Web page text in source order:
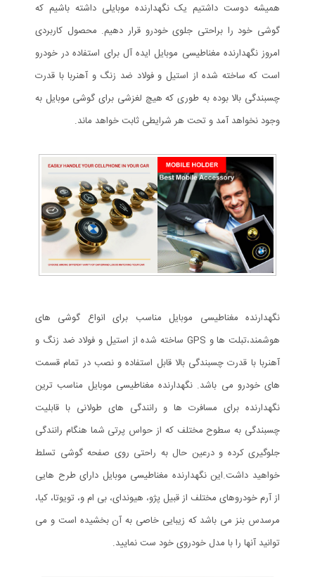
همیشه دوست داشتیم یک نگهدارنده موبایلی داشته باشیم که
گوشی خود را براحتی جلوی خودرو قرار دهیم. محصول کاربردی
امروز نگهدارنده مغناطیسی موبایل ایده آل برای استفاده در خودرو
است که ساخته شده از استیل و فولاد ضد زنگ و آهنربا با قدرت
چسبندگی بالا بوده به طوری که هیچ لغزشی برای گوشی موبایل به
وجود نخواهد آمد و تحت هر شرایطی ثابت خواهد ماند.
نگهدارنده مغناطیسی موبایل مناسب برای انواع گوشی های
هوشمند،تبلت ها و GPS ساخته شده از استیل و فولاد ضد زنگ و
آهنربا با قدرت چسبندگی بالا قابل استفاده و نصب در تمام قسمت
های خودرو می باشد. نگهدارنده مغناطیسی موبایل مناسب ترین
نگهدارنده برای مسافرت ها و رانندگی های طولانی با قابلیت
چسبندگی به سطوح مختلف که از حواس پرتی شما هنگام رانندگی
جلوگیری کرده و درعین حال به راحتی روی صفحه گوشی تسلط
خواهید داشت.این نگهدارنده مغناطیسی موبایل دارای طرح هایی
از آرم خودروهای مختلف از قبیل پژو، هیوندای، بی ام و، تویوتا، کیا،
مرسدس بنز می باشد که زیبایی خاصی به آن بخشیده است و می
توانید آنها را با مدل خودروی خود ست نمایید.